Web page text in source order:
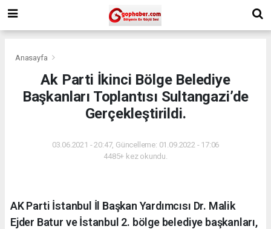
Anasayfa
Ak Parti İkinci Bölge Belediye
Başkanları Toplantısı Sultangazi’de
Gerçekleştirildi.
03.06.2021 - 20:47, Güncelleme: 01.09.2022 - 17:06
4485+ kez okundu.
AK Parti İstanbul İl Başkan Yardımcısı Dr. Malik
Ejder Batur ve İstanbul 2. bölge belediye başkanları,